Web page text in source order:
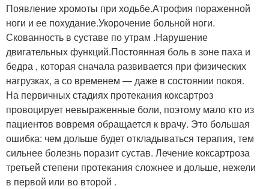
Появление хромоты при ходьбе.Атрофия пораженной
ноги и ее похудание.Укорочение больной ноги.
Скованность в суставе по утрам .Нарушение
двигательных функций.Постоянная боль в зоне паха и
бедра , которая сначала развивается при физических
нагрузках, а со временем — даже в состоянии покоя.
На первичных стадиях протекания коксартроз
провоцирует невыраженные боли, поэтому мало кто из
пациентов вовремя обращается к врачу. Это большая
ошибка: чем дольше будет откладываться терапия, тем
сильнее болезнь поразит сустав. Лечение коксартроза
третьей степени протекания сложнее и дольше, нежели
в первой или во второй .